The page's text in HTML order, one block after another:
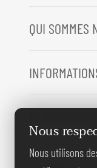
QUI SOMMES
Nous
Nous utilisons